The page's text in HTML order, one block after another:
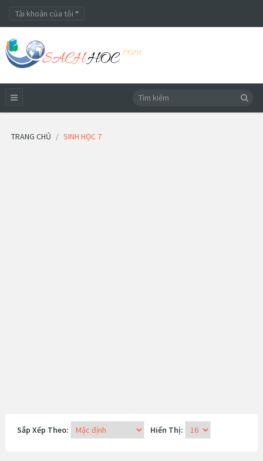
Tài khoản của tôi
TRANG CHỦ SINH HỌC 7
Sắp Xếp Theo: Hiển Thị: